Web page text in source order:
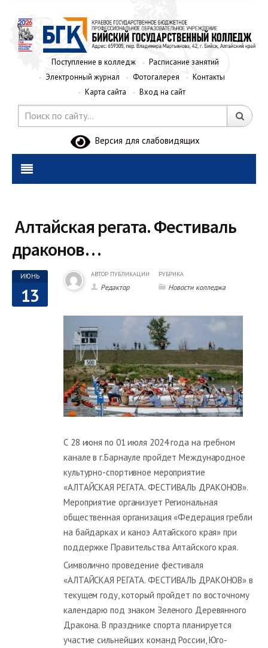
Поступление в колледж
Расписание занятий
Электронный журнал
Фотогалерея
Контакты
Карта сайта
Вход на сайт
Версия для слабовидящих
Алтайская регата. Фестиваль
драконов…
ИЮНЬ
13
АВТОР ПУБЛИКАЦИИ
Редактор
РУБРИКА
Новости колледжа
С 28 июня по 01 июля 2024 года на гребном
канале в г.Барнауле пройдет Международное
культурно-спортивное мероприятие
«АЛТАЙСКАЯ РЕГАТА. ФЕСТИВАЛЬ ДРАКОНОВ».
Мероприятие организует Региональная
общественная организация «Федерация гребли
на байдарках и каноэ Алтайского края» при
поддержке Правительства Алтайского края.
Символично проведение фестиваля
«АЛТАЙСКАЯ РЕГАТА. ФЕСТИВАЛЬ ДРАКОНОВ» в
текущем году, который пройдет по восточному
календарю под знаком Зеленого Деревянного
Дракона. В празднике спорта планируется
участие сильнейших команд России, Юго-